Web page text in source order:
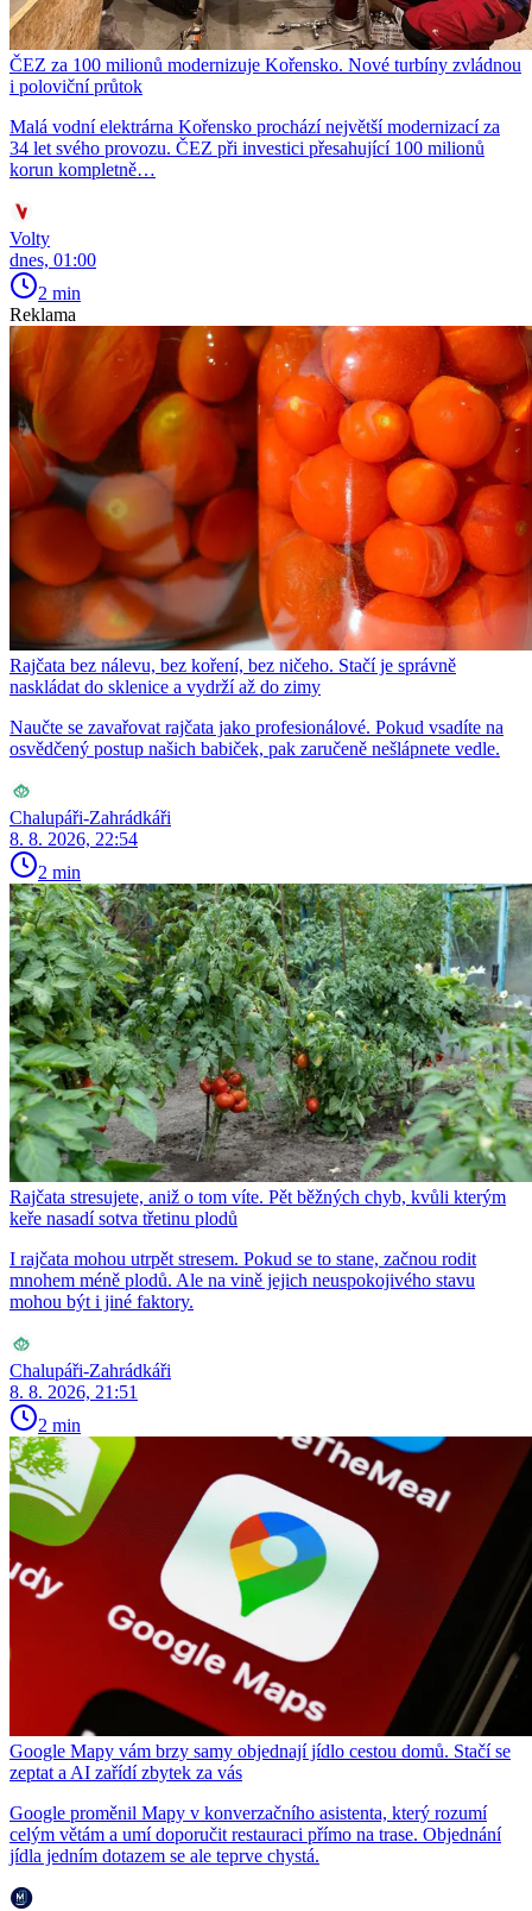
ČEZ za 100 milionů modernizuje Kořensko. Nové turbíny zvládnou
i poloviční průtok
Malá vodní elektrárna Kořensko prochází největší modernizací za
34 let svého provozu. ČEZ při investici přesahující 100 milionů
korun kompletně…
Volty
dnes, 01:00
2 min
Reklama
Rajčata bez nálevu, bez koření, bez ničeho. Stačí je správně
naskládat do sklenice a vydrží až do zimy
Naučte se zavařovat rajčata jako profesionálové. Pokud vsadíte na
osvědčený postup našich babiček, pak zaručeně nešlápnete vedle.
Chalupáři-Zahrádkáři
8. 8. 2026, 22:54
2 min
Rajčata stresujete, aniž o tom víte. Pět běžných chyb, kvůli kterým
keře nasadí sotva třetinu plodů
I rajčata mohou utrpět stresem. Pokud se to stane, začnou rodit
mnohem méně plodů. Ale na vině jejich neuspokojivého stavu
mohou být i jiné faktory.
Chalupáři-Zahrádkáři
8. 8. 2026, 21:51
2 min
Google Mapy vám brzy samy objednají jídlo cestou domů. Stačí se
zeptat a AI zařídí zbytek za vás
Google proměnil Mapy v konverzačního asistenta, který rozumí
celým větám a umí doporučit restauraci přímo na trase. Objednání
jídla jedním dotazem se ale teprve chystá.